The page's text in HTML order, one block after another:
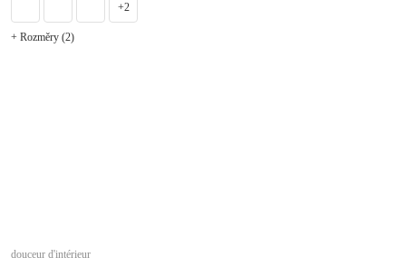
+2
+ Rozměry (2)
douceur d'intérieur